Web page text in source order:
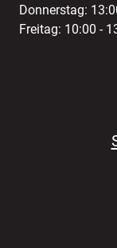
Donnerstag:
Freitag: 10:00 -